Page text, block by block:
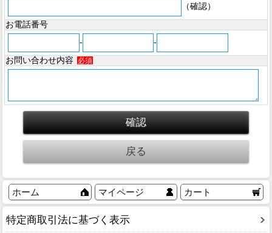
（確認）
お電話番号
-
-
お問い合わせ内容
必須
ホーム マイページ カート
特定商取引法に基づく表示